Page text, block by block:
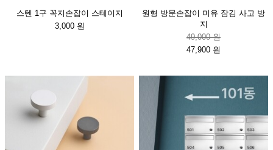
스텐 1구 꼭지손잡이 스테이지
3,000 원
원형 방문손잡이 미유 잠김 사고 방
지
49,000 원
47,900 원